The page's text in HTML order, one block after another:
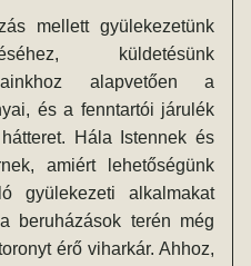
mellett gyülekezetünk
küldetésünk
alapvetően a
és a fenntartói járulék
Hála Istennek és
amiért lehetőségünk
gyülekezeti alkalmakat
beruházások terén még
érő viharkár. Ahhoz,